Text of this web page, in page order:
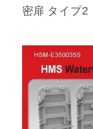
密扉 タイプ2